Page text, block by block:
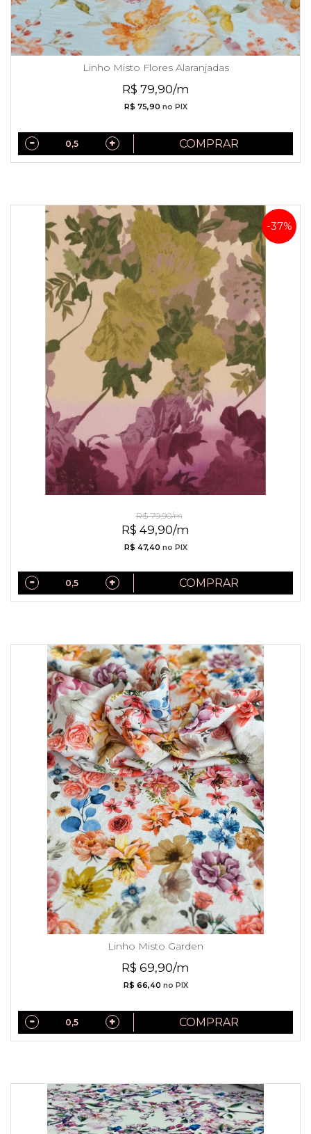
Linho Misto Flores Alaranjadas
R$ 79,90/m
R$ 75,90 no PIX
COMPRAR
R$ 49,90/m
R$ 79,90/m
-37%
R$ 47,40 no PIX
COMPRAR
Linho Misto Garden
R$ 69,90/m
R$ 66,40 no PIX
COMPRAR